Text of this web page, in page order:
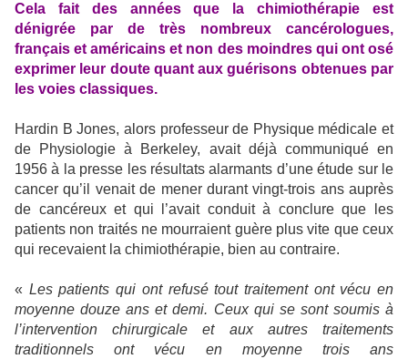
Cela fait des années que la chimiothérapie est
dénigrée par de très nombreux cancérologues,
français et américains et non des moindres qui ont osé
exprimer leur doute quant aux guérisons obtenues par
les voies classiques.
Hardin B Jones, alors professeur de Physique médicale et
de Physiologie à Berkeley, avait déjà communiqué en
1956 à la presse les résultats alarmants d’une étude sur le
cancer qu’il venait de mener durant vingt-trois ans auprès
de cancéreux et qui l’avait conduit à conclure que les
patients non traités ne mourraient guère plus vite que ceux
qui recevaient la chimiothérapie, bien au contraire.
« Les patients qui ont refusé tout traitement ont vécu en
moyenne douze ans et demi. Ceux qui se sont soumis à
l’intervention chirurgicale et aux autres traitements
traditionnels ont vécu en moyenne trois ans